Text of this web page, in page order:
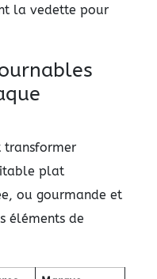
la vedette pour
transformer
plat
ou gourmande et
éléments de